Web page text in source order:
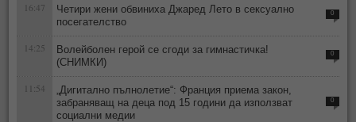
16:47
Четири жени обвиниха Джаред Лето в сексуално
посегателство
0
14:25
Волейболен герой се сгоди за гимнастичка!
(СНИМКИ)
0
11:54
„Дигитално пълнолетие“: Франция приема закон,
забраняващ на деца под 15 години да използват
социални медии
0